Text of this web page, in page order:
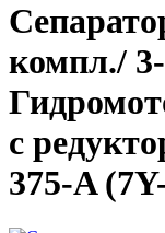
компл./
с
375-A